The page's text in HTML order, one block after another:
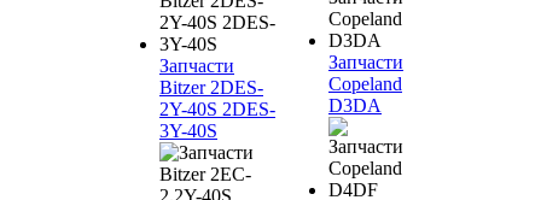
Запчасти
Bitzer 2DES-
2Y-40S 2DES-
3Y-40S
Запчасти
Copeland
D3DA